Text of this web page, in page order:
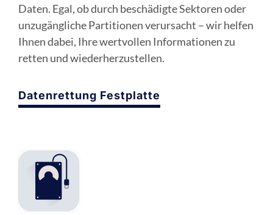
Daten. Egal, ob durch beschädigte Sektoren oder
unzugängliche Partitionen verursacht – wir helfen
Ihnen dabei, Ihre wertvollen Informationen zu
retten und wiederherzustellen.
Datenrettung Festplatte